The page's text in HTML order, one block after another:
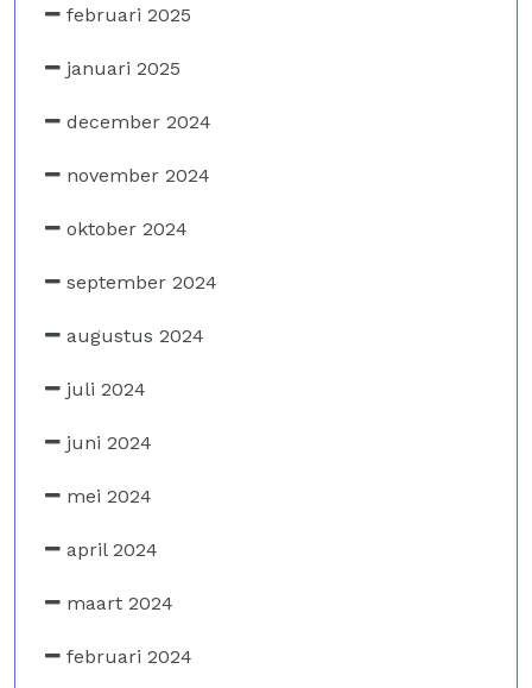
februari 2025
januari 2025
december 2024
november 2024
oktober 2024
september 2024
augustus 2024
juli 2024
juni 2024
mei 2024
april 2024
maart 2024
februari 2024